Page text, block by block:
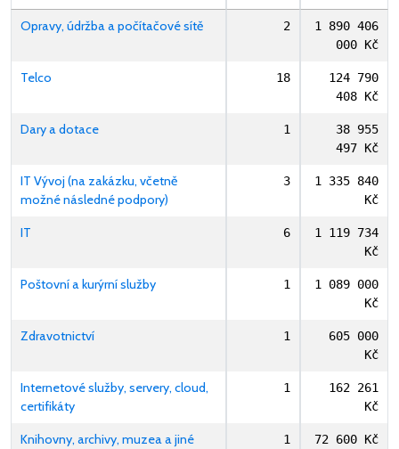
Opravy, údržba a počítačové sítě 2
1 890 406
000 Kč
Telco 18
124 790
408 Kč
Dary a dotace 1
38 955
497 Kč
IT Vývoj (na zakázku, včetně
možné následné podpory)
3
1 335 840
Kč
IT 6
1 119 734
Kč
Poštovní a kurýrní služby 1
1 089 000
Kč
Zdravotnictví 1
605 000
Kč
Internetové služby, servery, cloud,
certifikáty
1
162 261
Kč
Knihovny, archivy, muzea a jiné 1 72 600 Kč